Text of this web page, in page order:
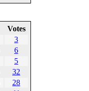
Votes
3
6
5
32
28